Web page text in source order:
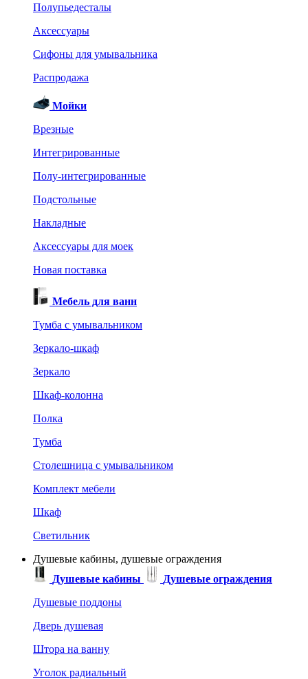
Полупьедесталы
Аксессуары
Сифоны для умывальника
Распродажа
Мойки
Врезные
Интегрированные
Полу-интегрированные
Подстольные
Накладные
Аксессуары для моек
Новая поставка
Мебель для ванн
Тумба с умывальником
Зеркало-шкаф
Зеркало
Шкаф-колонна
Полка
Тумба
Столешница с умывальником
Комплект мебели
Шкаф
Светильник
Душевые кабины, душевые ограждения
Душевые кабины
Душевые ограждения
Душевые поддоны
Дверь душевая
Штора на ванну
Уголок радиальный